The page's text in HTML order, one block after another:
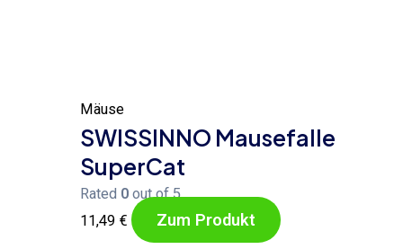
Mäuse
SWISSINNO Mausefalle
SuperCat
Rated 0 out of 5
11,49 € Zum Produkt